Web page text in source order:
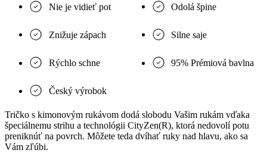
Nie je vidieť pot Odolá špine
Znižuje zápach Silne saje
Rýchlo schne 95% Prémiová bavlna
Český výrobok
Tričko s kimonovým rukávom dodá slobodu Vašim rukám vďaka
špeciálnemu strihu a technológii CityZen(R), ktorá nedovolí potu
preniknúť na povrch. Môžete teda dvíhať ruky nad hlavu, ako sa
Vám zľúbi.